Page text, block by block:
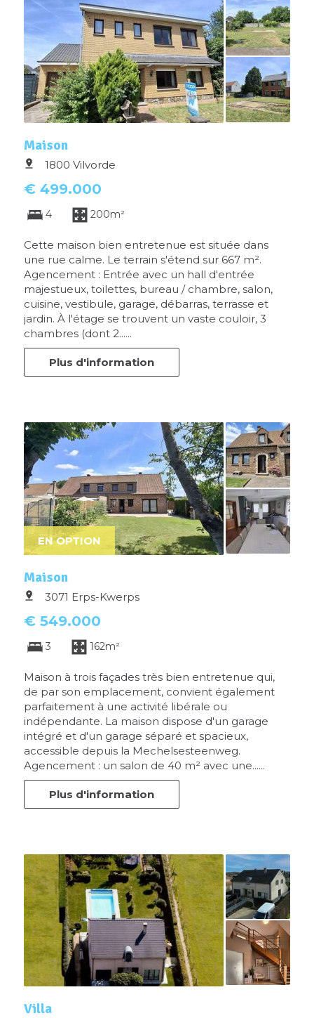
Maison
1800 Vilvorde
€ 499.000
4 200m²
Cette maison bien entretenue est située dans
une rue calme. Le terrain s'étend sur 667 m².
Agencement : Entrée avec un hall d'entrée
majestueux, toilettes, bureau / chambre, salon,
cuisine, vestibule, garage, débarras, terrasse et
jardin. À l'étage se trouvent un vaste couloir, 3
chambres (dont 2......
Plus d'information
EN OPTION
Maison
3071 Erps-Kwerps
€ 549.000
3 162m²
Maison à trois façades très bien entretenue qui,
de par son emplacement, convient également
parfaitement à une activité libérale ou
indépendante. La maison dispose d'un garage
intégré et d'un garage séparé et spacieux,
accessible depuis la Mechelsesteenweg.
Agencement : un salon de 40 m² avec une......
Plus d'information
Villa